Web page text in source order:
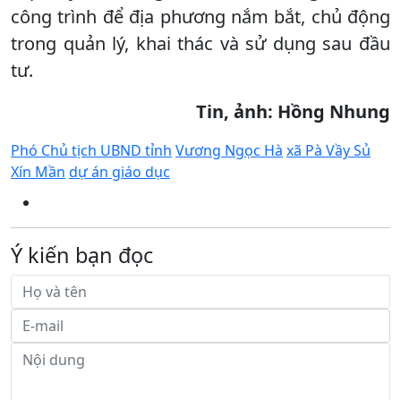
công trình để địa phương nắm bắt, chủ động
trong quản lý, khai thác và sử dụng sau đầu
tư.
Tin, ảnh: Hồng Nhung
Phó Chủ tịch UBND tỉnh Vương Ngọc Hà xã Pà Vầy Sủ
Xín Mần dự án giáo dục
Ý kiến bạn đọc